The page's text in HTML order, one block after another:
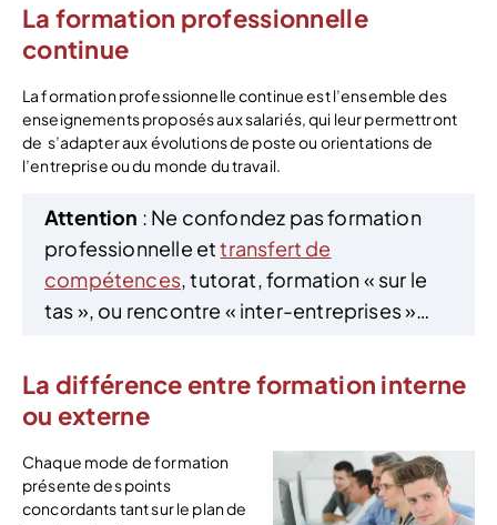
La formation professionnelle
continue
La formation professionnelle continue est l’ensemble des
enseignements proposés aux salariés, qui leur permettront
de s’adapter aux évolutions de poste ou orientations de
l’entreprise ou du monde du travail.
Attention : Ne confondez pas formation
professionnelle ettransfert de
compétences, tutorat, formation « sur le
tas », ou rencontre « inter-entreprises »…
La différence entre formation interne
ou externe
Chaque mode de formation
présente des points
concordants tant sur le plan de